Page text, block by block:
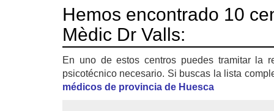
Hemos encontrado 10
Mèdic Dr Valls:
En uno de estos centros puedes tramitar la
psicotécnico necesario. Si buscas la lista
médicos de provincia de Huesca